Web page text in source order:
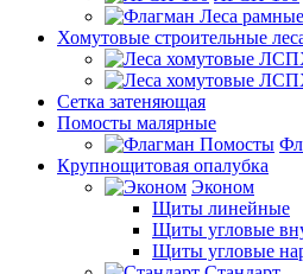
Хомутовые строительные
Сетка затеняющая
Помосты малярные
Крупнощитовая опалубка
Эконом
Щиты линейные
Щиты угловые
Щиты угловые